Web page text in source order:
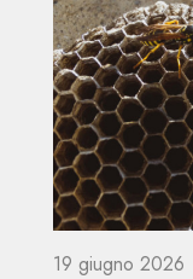
contatti
area
riservata
seguici
19 giugno 2026
Bonus
90%
Servizi
Offerti
Superbonus